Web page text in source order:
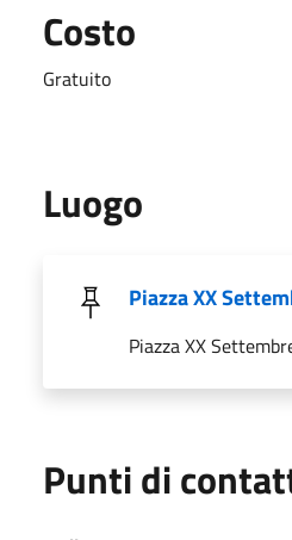
Costo
Gratuito
Luogo
Piazza XX
Piazza XX
Punti di